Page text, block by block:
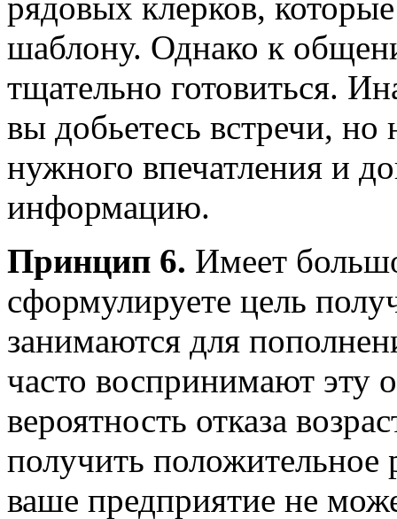
шаблону. Однако к
тщательно готовиться.
вы добьетесь встречи, но
нужного впечатления и
информацию.
Принцип 6. Имеет
сформулируете цель
занимаются для
часто воспринимают эту
вероятность отказа
получить положительное
ваше предприятие не